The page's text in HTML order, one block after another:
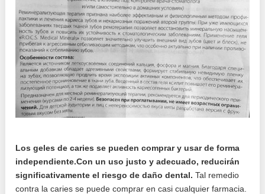
Los geles de caries se pueden comprar y usar de forma
independiente.Con un uso justo y adecuado, reducirán
significativamente el riesgo de daño dental. Tal remedio
contra la caries se puede comprar en casi cualquier farmacia.